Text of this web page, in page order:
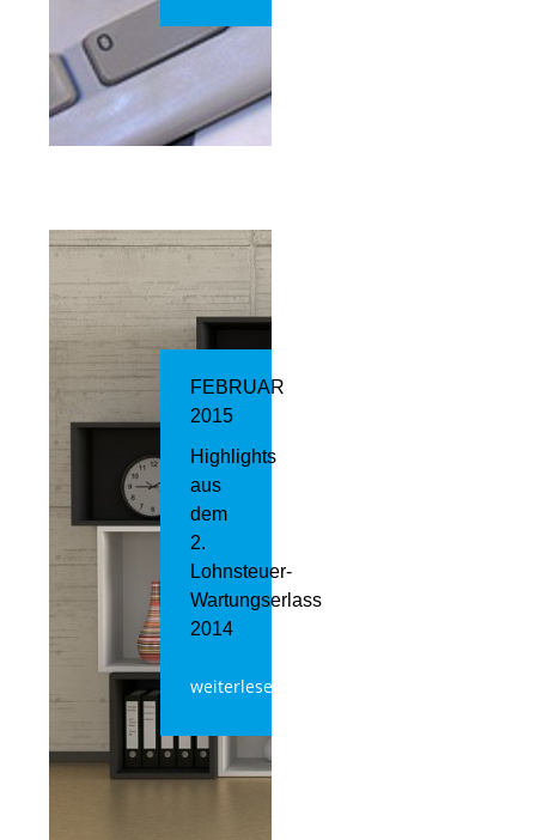
FEBRUAR
2015
Highlights
aus
dem
2.
Lohnsteuer-
Wartungserlass
2014
weiterlesen